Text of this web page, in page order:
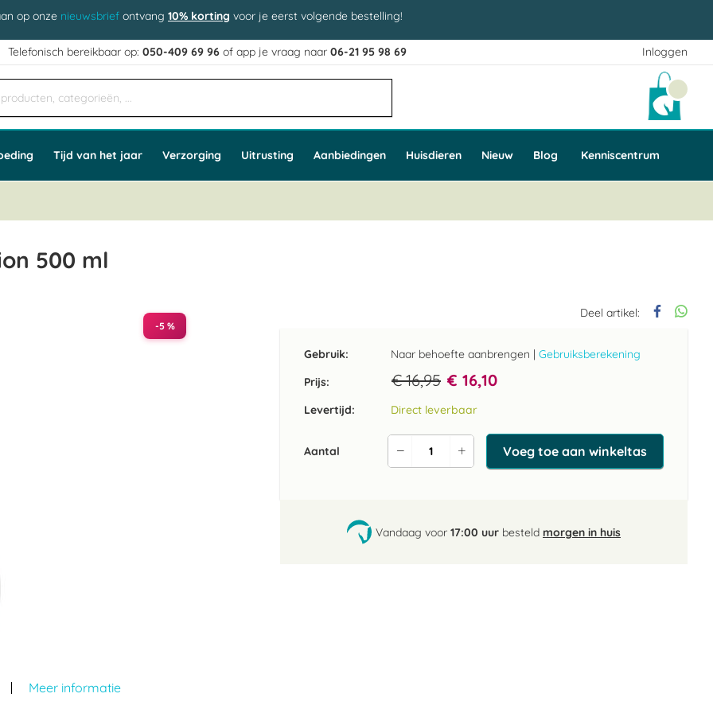
op onze nieuwsbrief ontvang 10% korting voor je eerst volgende bestelling!
Inloggen
Telefonisch bereikbaar op:050-409 69 96 of app je vraag naar06-21 95 98 69
Tijd van het jaar Verzorging Uitrusting Aanbiedingen Huisdieren Nieuw Blog Kenniscentrum
500 ml
Deel artikel:
Gebruik: Naar behoefte aanbrengen | Gebruiksberekening
Prijs:
€ 16,95 € 16,10
Levertijd: Direct leverbaar
Aantal
Verhoog
de
Verlaag
de
Voeg toe aan winkeltas
Vandaag voor 17:00 uur besteld morgen in huis
-5 %
Meer informatie